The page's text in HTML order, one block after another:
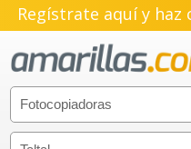
Regístrate aquí y haz